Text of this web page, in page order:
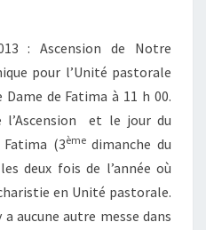
: Ascension de Notre
pour l’Unité pastorale
de Fatima à 11 h 00.
l’Ascension et le jour du
(3èmedimanche du
deux fois de l’année où
en Unité pastorale.
a aucune autre messe dans